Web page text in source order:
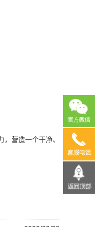
营造一个干净、